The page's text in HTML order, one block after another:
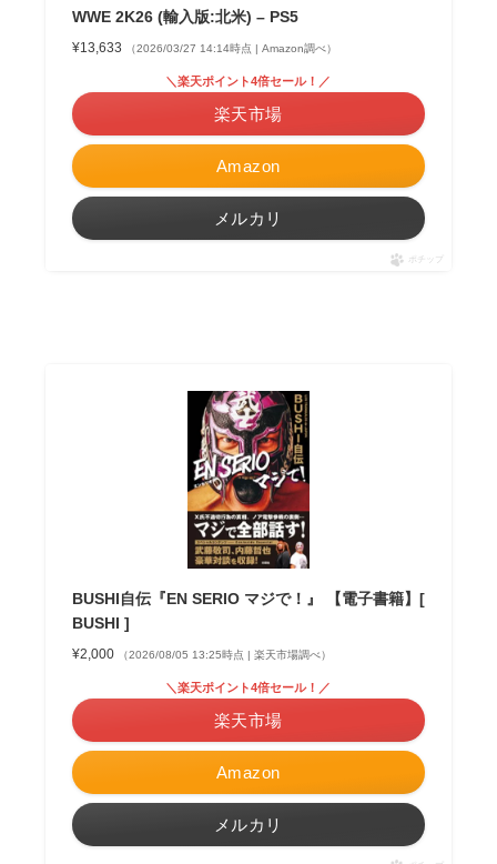
WWE 2K26 (輸入版:北米) – PS5
¥13,633 （2026/03/27 14:14時点 | Amazon調べ）
Amazon
＼楽天ポイント4倍セール！／
楽天市場
メルカリ
ポチップ
BUSHI自伝『EN SERIO マジで！』 【電子書籍】[
BUSHI ]
¥2,000 （2026/08/05 13:25時点 | 楽天市場調べ）
Amazon
＼楽天ポイント4倍セール！／
楽天市場
メルカリ